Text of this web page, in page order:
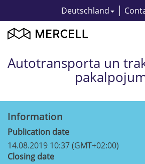
Deutschland
Autotransporta un
Information
Publication date
14.08.2019 10:37 (GMT+02:00)
Closing date